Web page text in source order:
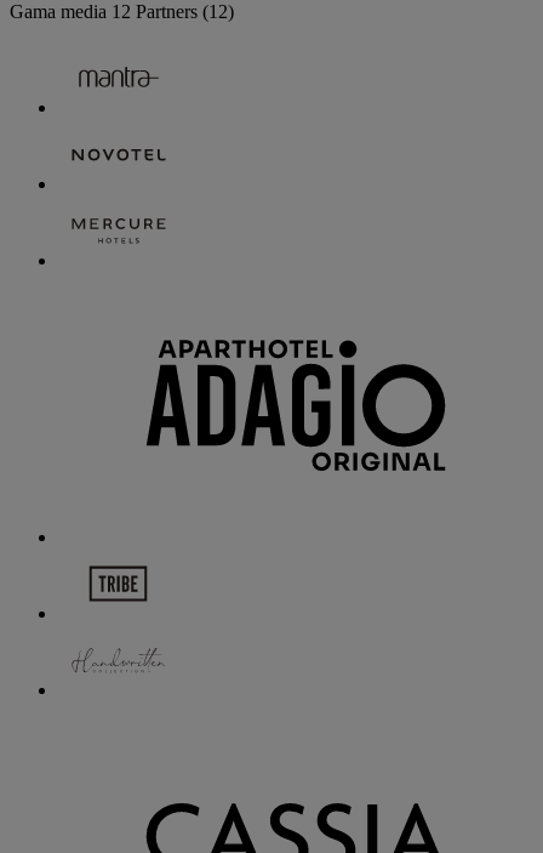
Gama media 12 Partners (12)